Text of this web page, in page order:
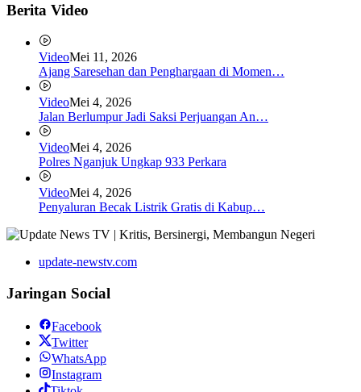
Berita Video
VideoMei 11, 2026
Ajang Saresehan dan Penghargaan di Momen…
VideoMei 4, 2026
Jalan Berlumpur Jadi Saksi Perjuangan An…
VideoMei 4, 2026
Polres Nganjuk Ungkap 933 Perkara
VideoMei 4, 2026
Penyaluran Becak Listrik Gratis di Kabup…
update-newstv.com
Jaringan Social
Facebook
Twitter
WhatsApp
Instagram